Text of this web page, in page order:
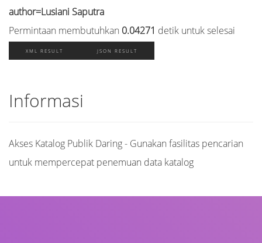
author=Lusiani Saputra
Permintaan membutuhkan 0.04271 detik untuk selesai
XML RESULT JSON RESULT
Informasi
Akses Katalog Publik Daring - Gunakan fasilitas pencarian
untuk mempercepat penemuan data katalog